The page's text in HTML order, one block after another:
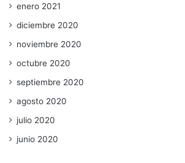
enero 2021
diciembre 2020
noviembre 2020
octubre 2020
septiembre 2020
agosto 2020
julio 2020
junio 2020